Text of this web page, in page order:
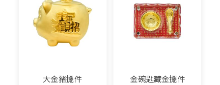
大金豬擺件
金碗匙藏金擺件